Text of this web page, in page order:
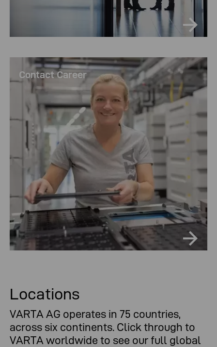
Contact Career
Locations
VARTA AG operates in 75 countries,
across six continents. Click through to
VARTA worldwide to see our full global